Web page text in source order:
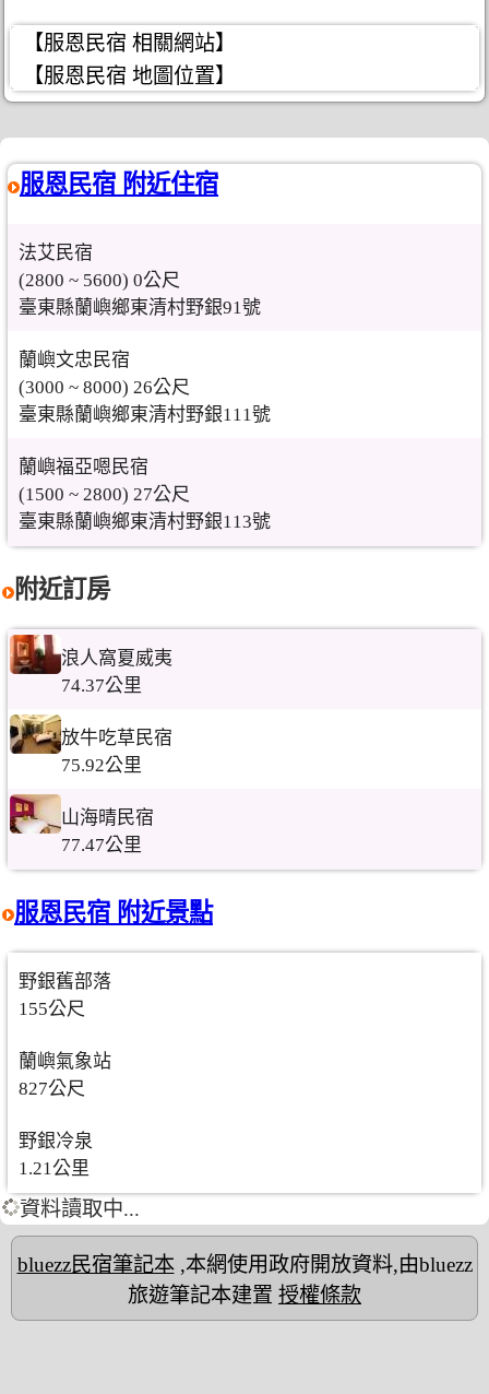
【服恩民宿 相關網站】
【服恩民宿 地圖位置】
服恩民宿 附近住宿
法艾民宿
(2800 ~ 5600) 0公尺
臺東縣蘭嶼鄉東清村野銀91號
蘭嶼文忠民宿
(3000 ~ 8000) 26公尺
臺東縣蘭嶼鄉東清村野銀111號
蘭嶼福亞嗯民宿
(1500 ~ 2800) 27公尺
臺東縣蘭嶼鄉東清村野銀113號
附近訂房
浪人窩夏威夷
74.37公里
放牛吃草民宿
75.92公里
山海晴民宿
77.47公里
服恩民宿 附近景點
野銀舊部落
155公尺
蘭嶼氣象站
827公尺
野銀冷泉
1.21公里
資料讀取中...
bluezz民宿筆記本,本網使用政府開放資料,由bluezz
旅遊筆記本建置 授權條款